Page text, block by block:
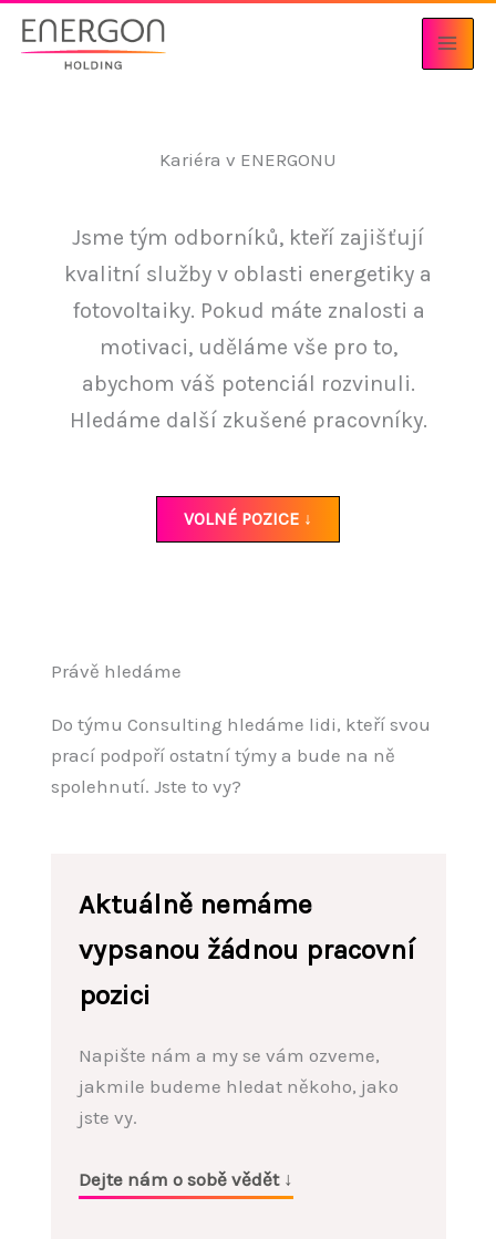
Přeskočit
Kariéra v ENERGONU
Jsme tým odborníků, kteří zajišťují
kvalitní služby v oblasti energetiky a
fotovoltaiky. Pokud máte znalosti a
motivaci, uděláme vše pro to,
abychom váš potenciál rozvinuli.
Hledáme další zkušené pracovníky.
VOLNÉ POZICE ↓
Právě hledáme
Do týmu Consulting hledáme lidi, kteří svou
prací podpoří ostatní týmy a bude na ně
spolehnutí. Jste to vy?
Aktuálně nemáme
vypsanou žádnou pracovní
pozici
Napište nám a my se vám ozveme,
jakmile budeme hledat někoho, jako
jste vy.
Dejte nám o sobě vědět ↓